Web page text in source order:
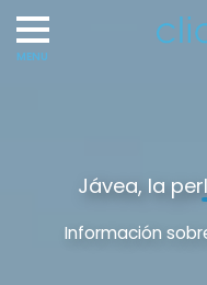
Jávea, la
Información